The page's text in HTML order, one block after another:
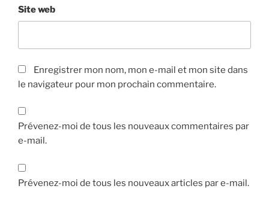
Site web
Enregistrer mon nom, mon e-mail et mon site dans
le navigateur pour mon prochain commentaire.
Prévenez-moi de tous les nouveaux commentaires par
e-mail.
Prévenez-moi de tous les nouveaux articles par e-mail.